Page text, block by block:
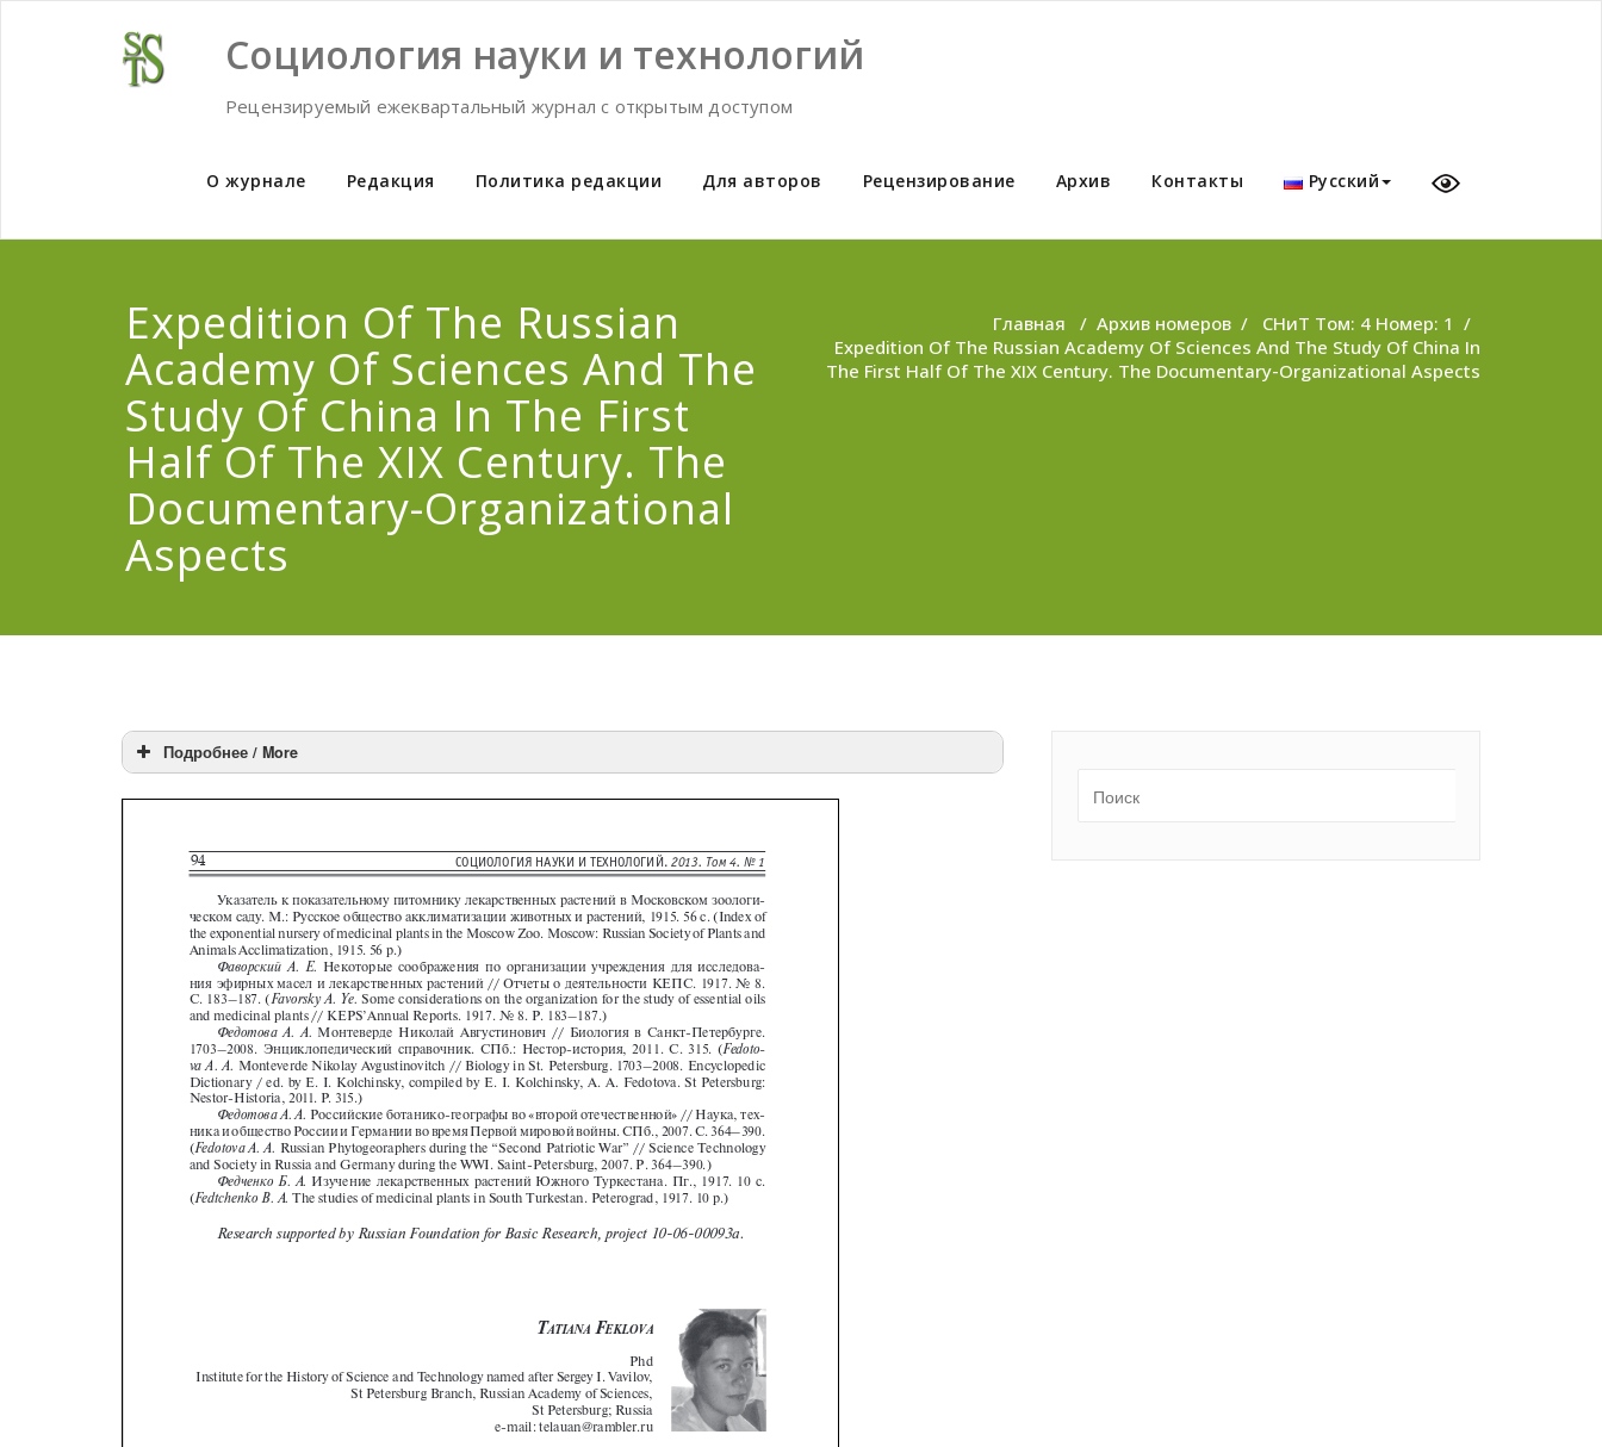
Социология науки и технологий
Рецензируемый ежеквартальный журнал с открытым доступом
О журнале Редакция Политика редакции Для авторов Рецензирование Архив Контакты Русский
Expedition Of The Russian
Academy Of Sciences And The
Study Of China In The First
Half Of The XIX Century. The
Documentary-Organizational
Aspects
Главная / Архив номеров / СНиТ Том: 4 Номер: 1 /
Expedition Of The Russian Academy Of Sciences And The Study Of China In
The First Half Of The XIX Century. The Documentary-Organizational Aspects
Подробнее / More